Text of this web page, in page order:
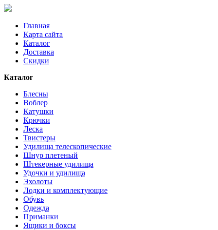
Главная
Карта сайта
Каталог
Доставка
Скидки
Каталог
Блесны
Воблер
Катушки
Крючки
Леска
Твистеры
Удилища телескопические
Шнур плетеный
Штекерные удилища
Удочки и удилища
Эхолоты
Лодки и комплектующие
Обувь
Одежда
Приманки
Ящики и боксы